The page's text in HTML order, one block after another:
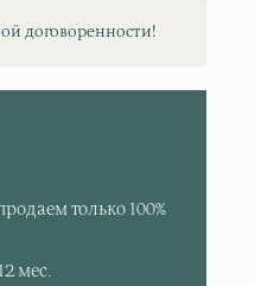
договоренности!
только 100%
мес.